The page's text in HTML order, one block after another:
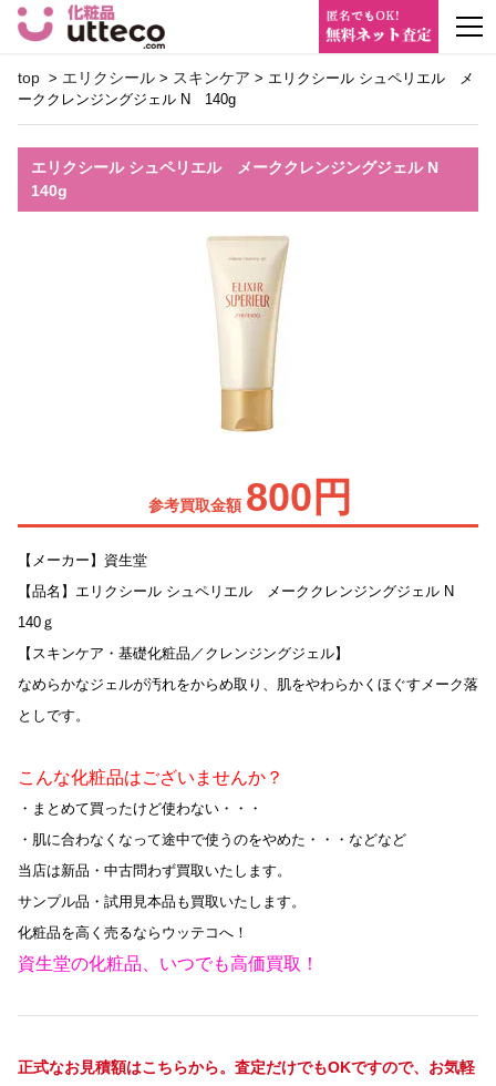
top > エリクシール > スキンケア > エリクシール シュペリエル メ
ーククレンジングジェル N 140g
エリクシール シュペリエル メーククレンジングジェル N
140g
参考買取金額 800円
【メーカー】資生堂
【品名】エリクシール シュペリエル メーククレンジングジェル N
140ｇ
【スキンケア・基礎化粧品／クレンジングジェル】
なめらかなジェルが汚れをからめ取り、肌をやわらかくほぐすメーク落
としです。
こんな化粧品はございませんか？
・まとめて買ったけど使わない・・・
・肌に合わなくなって途中で使うのをやめた・・・などなど
当店は新品・中古問わず買取いたします。
サンプル品・試用見本品も買取いたします。
化粧品を高く売るならウッテコへ！
資生堂の化粧品、いつでも高価買取！
正式なお見積額はこちらから。査定だけでもOKですので、お気軽